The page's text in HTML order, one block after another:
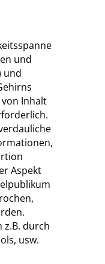
und
und
Inhalt
Aspekt
z.B. durch
usw.